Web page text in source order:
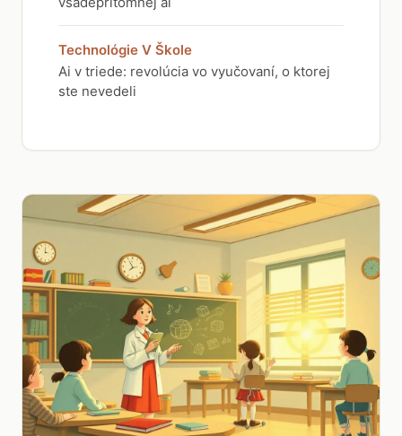
Technológie V Škole
Ai v triede: revolúcia vo vyučovaní, o ktorej
ste nevedeli